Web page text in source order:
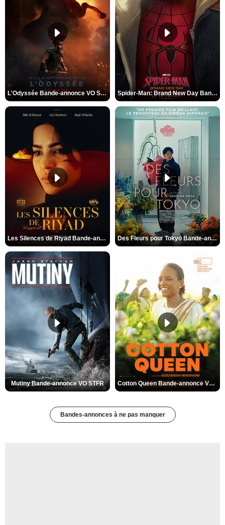
L'Odyssée Bande-annonce VO STFR Spider-Man: Brand New Day Bande-annonce VO STFR
Les Silences de Riyad Bande-annonce VO STFR Des Fleurs pour Tokyo Bande-annonce VO STFR
Mutiny Bande-annonce VO STFR Cotton Queen Bande-annonce VO STFR
Bandes-annonces à ne pas manquer